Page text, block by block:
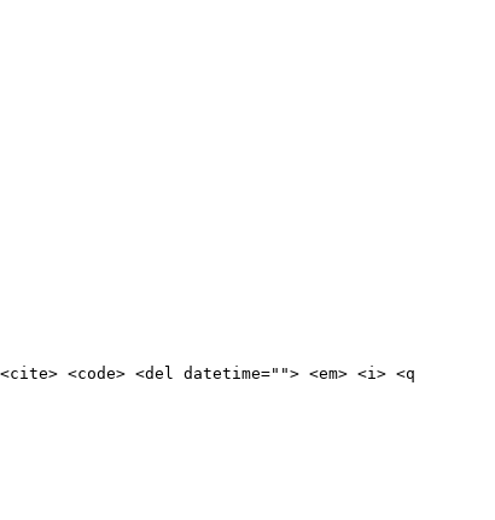
<code> <del datetime=""> <em> <i> <q